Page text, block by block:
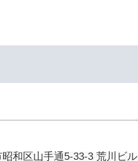
和区山手通5-33-3 荒川ビル